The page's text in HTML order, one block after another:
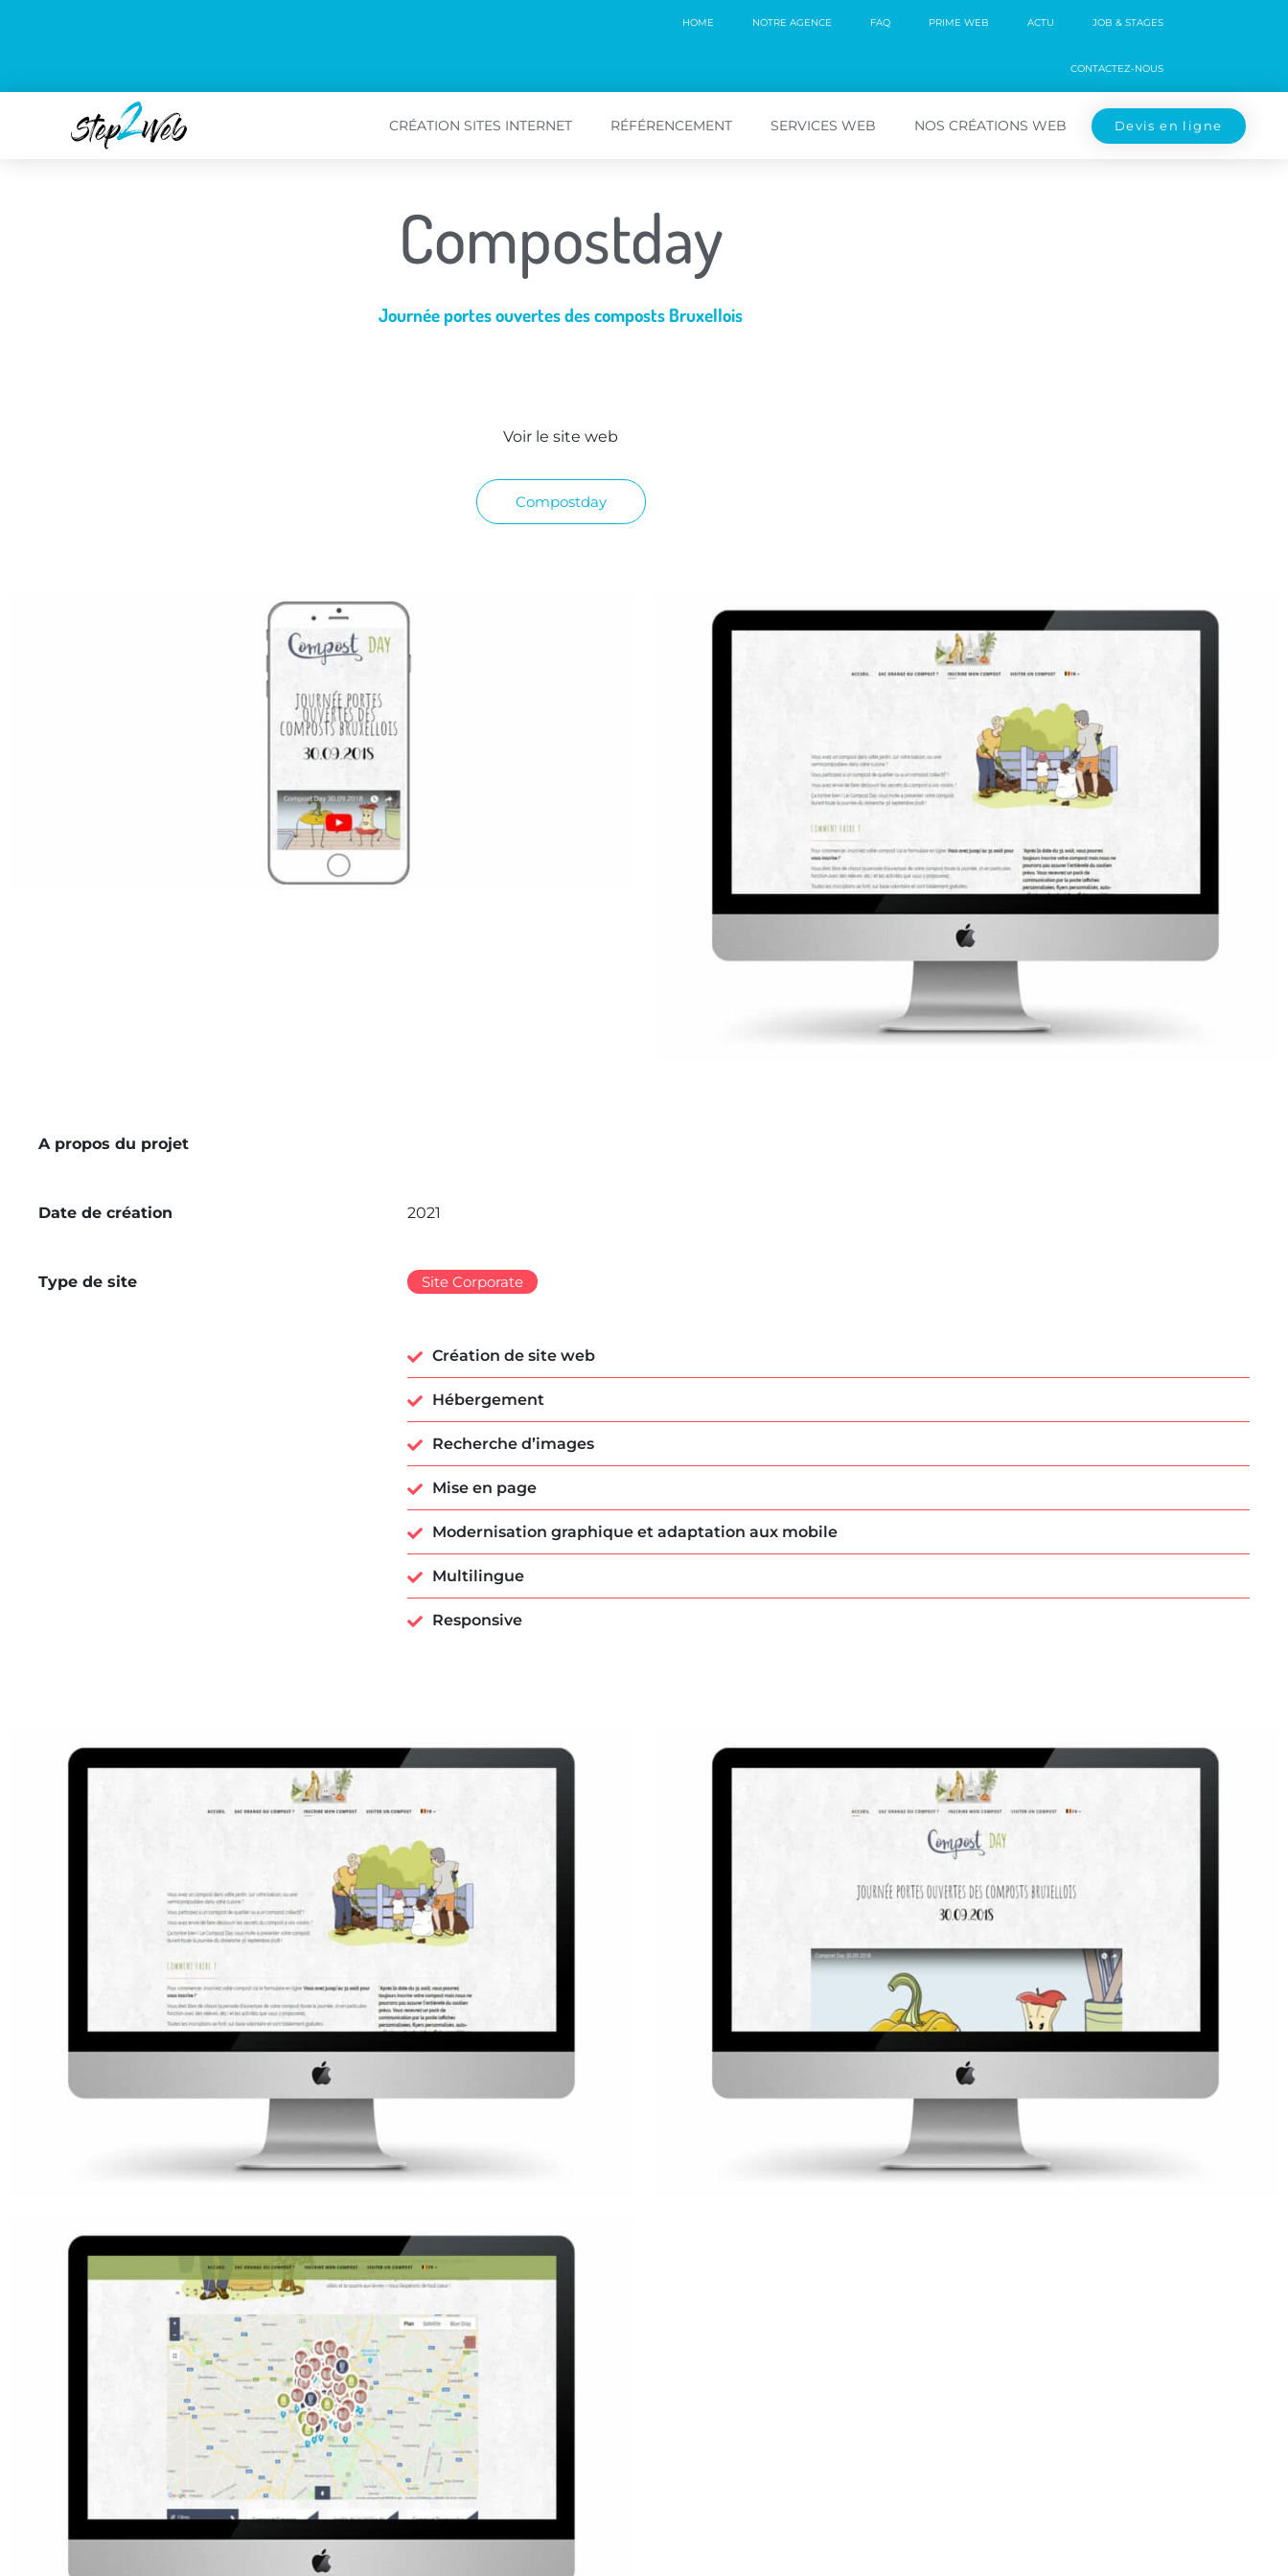
HOME NOTRE AGENCE FAQ PRIME WEB ACTU JOB & STAGES
CONTACTEZ-NOUS
CRÉATION SITES INTERNET RÉFÉRENCEMENT SERVICES WEB NOS CRÉATIONS WEB Devis en ligne
Compostday
Journée portes ouvertes des composts Bruxellois
Voir le site web
Compostday
A propos du projet
Date de création 2021
Type de site Site Corporate
Création de site web
Hébergement
Recherche d’images
Mise en page
Modernisation graphique et adaptation aux mobile
Multilingue
Responsive